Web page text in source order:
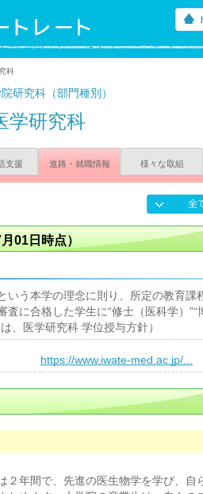
科
研究科（部門種別）
学研究科
支援 進路・就職情報 様々な取組
01日時点）
いう本学の理念に則り、所定の教育課
に合格した学生に“修士（医科学）”“
、医学研究科 学位授与方針）
https://www.iwate-med.ac.jp/...
２年間で、先進の医生物学を学び、自